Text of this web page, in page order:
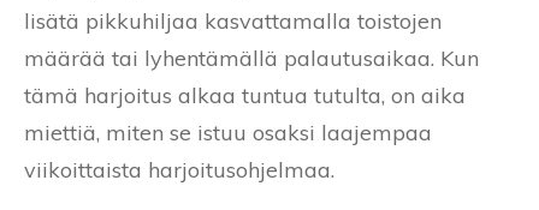
lisätä pikkuhiljaa kasvattamalla toistojen
määrää tai lyhentämällä palautusaikaa. Kun
tämä harjoitus alkaa tuntua tutulta, on aika
miettiä, miten se istuu osaksi laajempaa
viikoittaista harjoitusohjelmaa.